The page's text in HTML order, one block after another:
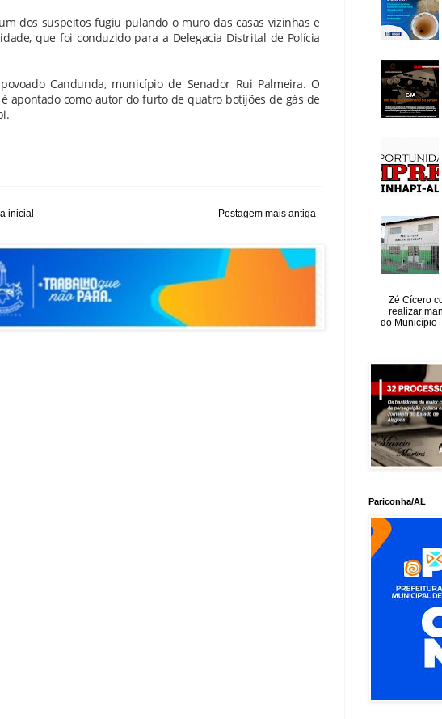
dos suspeitos fugiu pulando o muro das casas vizinhas e
que foi conduzido para a Delegacia Distrital de Polícia
Candunda, município de Senador Rui Palmeira. O
apontado como autor do furto de quatro botijões de gás de
Postagem mais antiga
inicial
Zé Cícero
realizar
do Município
Pariconha/AL